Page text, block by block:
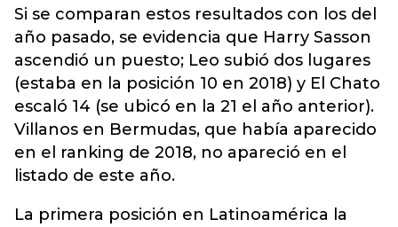
Si se comparan estos resultados con los del
año pasado, se evidencia que Harry Sasson
ascendió un puesto; Leo subió dos lugares
(estaba en la posición 10 en 2018) y El Chato
escaló 14 (se ubicó en la 21 el año anterior).
Villanos en Bermudas, que había aparecido
en el ranking de 2018, no apareció en el
listado de este año.
La primera posición en Latinoamérica la